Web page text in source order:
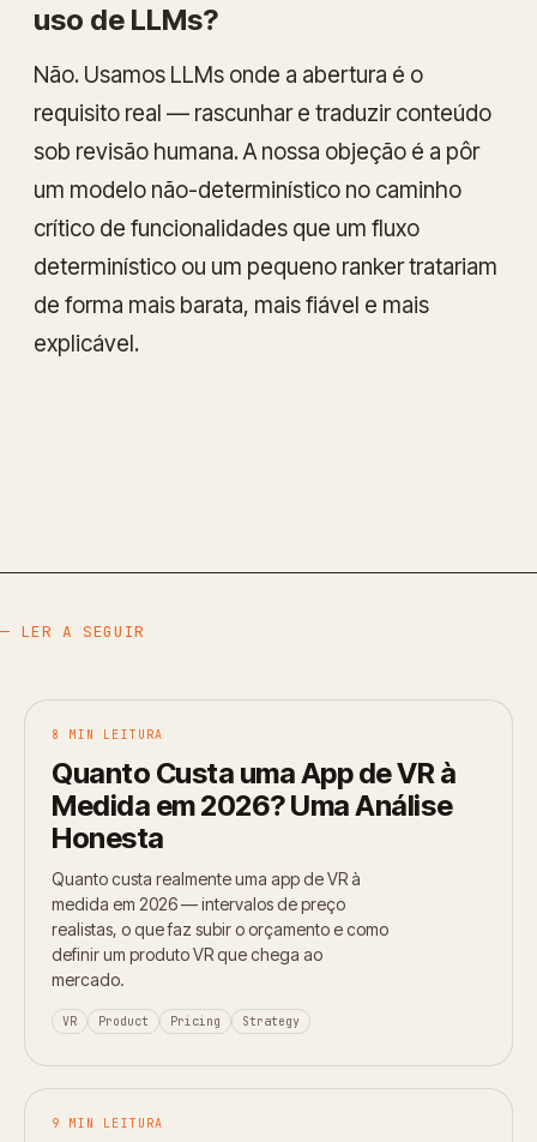
uso de LLMs?
Não. Usamos LLMs onde a abertura é o
requisito real — rascunhar e traduzir conteúdo
sob revisão humana. A nossa objeção é a pôr
um modelo não-determinístico no caminho
crítico de funcionalidades que um fluxo
determinístico ou um pequeno ranker tratariam
de forma mais barata, mais fiável e mais
explicável.
— LER A SEGUIR
8 MIN LEITURA
Quanto Custa uma App de VR à
Medida em 2026? Uma Análise
Honesta
Quanto custa realmente uma app de VR à
medida em 2026 — intervalos de preço
realistas, o que faz subir o orçamento e como
definir um produto VR que chega ao
mercado.
VR Product Pricing Strategy
9 MIN LEITURA